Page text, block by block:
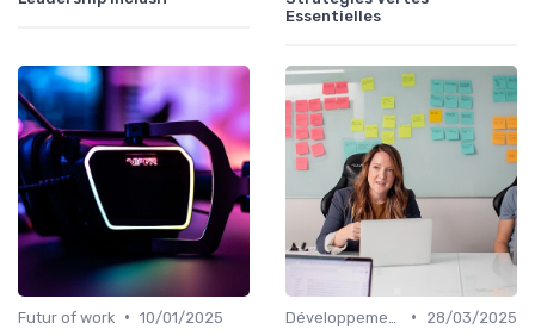
Essentielles
Futur of work • 10/01/2025
•
28/03/2025